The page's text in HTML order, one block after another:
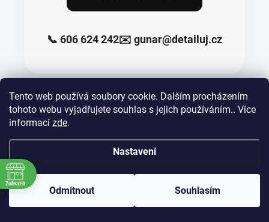
Tento web používá soubory cookie. Dalším procházením
tohoto webu vyjadřujete souhlas s jejich používáním.. Více
informací zde.
Nastavení
Odmítnout Souhlasím
📞 606 624 242✉️ gunar@detailuj.cz
Z
á
pZobrazit